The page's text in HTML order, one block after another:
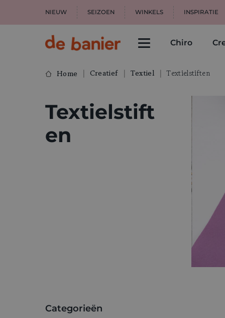
NIEUW SEIZOEN WINKELS INSPIRATIE
Chiro
Home Creatief Textiel Textielstiften
Textielstift
en
Categorieën